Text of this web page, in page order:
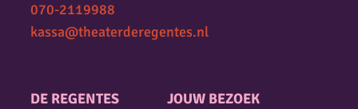
DE REGENTES JOUW BEZOEK
070-2119988
kassa@theaterderegentes.nl